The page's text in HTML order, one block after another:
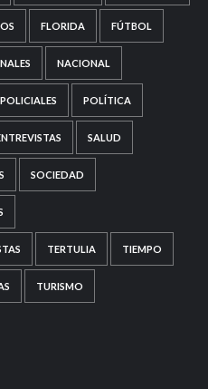
FLORIDA FÚTBOL
NACIONAL
POLICIALES POLÍTICA
SALUD
SOCIEDAD
TERTULIA TIEMPO
TURISMO